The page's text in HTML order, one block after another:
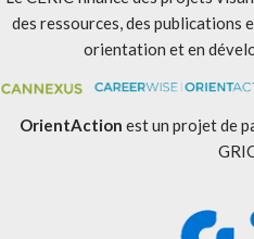
des ressources, des publications
orientation et en
OrientAction est un projet de